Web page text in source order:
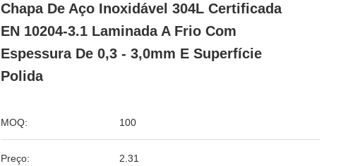
Chapa De Aço Inoxidável 304L Certificada
EN 10204-3.1 Laminada A Frio Com
Espessura De 0,3 - 3,0mm E Superfície
Polida
MOQ: 100
Preço: 2.31